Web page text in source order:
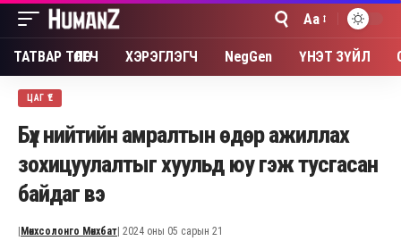
Font
Resizer
Aa
ТАТВАР ТӨЛӨГЧ ХЭРЭГЛЭГЧ NegGen ҮНЭТ ЗҮЙЛ
ЦАГ ҮЕ
Бүх нийтийн амралтын өдөр ажиллах
зохицуулалтыг хуульд юу гэж тусгасан
байдаг вэ
Мөнхсолонго Мөнхбат | 2024 оны 05 сарын 21